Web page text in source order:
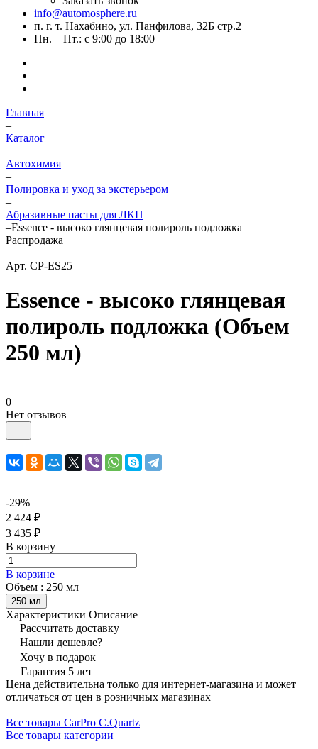
info@automosphere.ru
п. г. т. Нахабино, ул. Панфилова, 32Б стр.2
Пн. – Пт.: с 9:00 до 18:00
Главная
–
Каталог
–
Автохимия
–
Полировка и уход за экстерьером
–
Абразивные пасты для ЛКП
–Essence - высоко глянцевая полироль подложка
Распродажа
Арт. CP-ES25
Essence - высоко глянцевая
полироль подложка (Объем
250 мл)
0
Нет отзывов
-29%
2 424 ₽
3 435 ₽
В корзину
В корзине
Объем : 250 мл
250 мл
Характеристики Описание
Рассчитать доставку
Нашли дешевле?
Хочу в подарок
Гарантия 5 лет
Цена действительна только для интернет-магазина и может
отличаться от цен в розничных магазинах
Все товары CarPro C.Quartz
Все товары категории